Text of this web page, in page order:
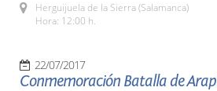
Herguijuela de la Sierra (Salamanca)
Hora: 12:00 h.
22/07/2017
Conmemoración Batalla de